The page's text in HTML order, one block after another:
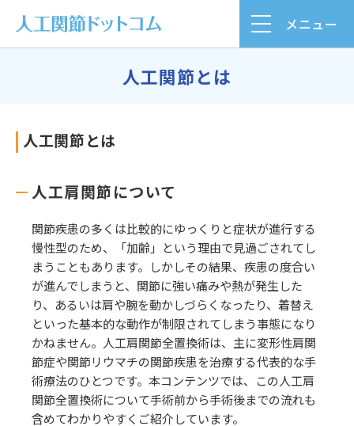
メニュー
人工関節とは
人工関節とは
人工肩関節について
関節疾患の多くは比較的にゆっくりと症状が進行する
慢性型のため、「加齢」という理由で見過ごされてし
まうこともあります。しかしその結果、疾患の度合い
が進んでしまうと、関節に強い痛みや熱が発生した
り、あるいは肩や腕を動かしづらくなったり、着替え
といった基本的な動作が制限されてしまう事態になり
かねません。人工肩関節全置換術は、主に変形性肩関
節症や関節リウマチの関節疾患を治療する代表的な手
術療法のひとつです。本コンテンツでは、この人工肩
関節全置換術について手術前から手術後までの流れも
含めてわかりやすくご紹介しています。